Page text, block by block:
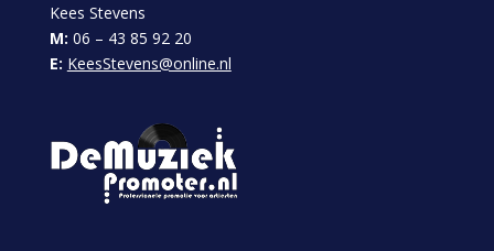
Kees Stevens
M: 06 – 43 85 92 20
E: KeesStevens@online.nl